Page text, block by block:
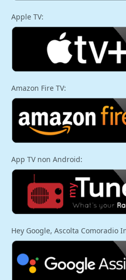
Apple TV:
Amazon Fire TV:
App TV non Android:
Hey Google, Ascolta Comoradio